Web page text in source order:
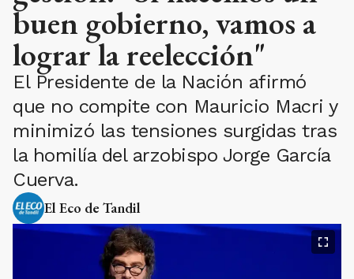
buen gobierno, vamos a
lograr la reelección"
El Presidente de la Nación afirmó
que no compite con Mauricio Macri y
minimizó las tensiones surgidas tras
la homilía del arzobispo Jorge García
Cuerva.
El Eco de Tandil